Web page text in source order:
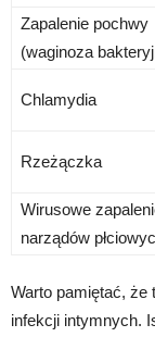
Zapalenie pochwy
(waginoza
Chlamydia
Rzeżączka
Wirusowe
narządów
Warto pamiętać, że
infekcji intymnych.